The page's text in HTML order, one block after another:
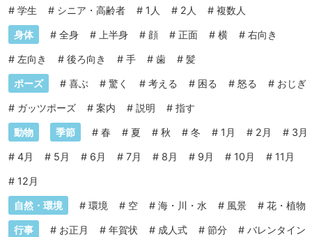
# 学生 # シニア・高齢者 # 1人 # 2人 # 複数人
身体 # 全身 # 上半身 # 顔 # 正面 # 横 # 右向き
# 左向き # 後ろ向き # 手 # 歯 # 髪
ポーズ # 喜ぶ # 驚く # 考える # 困る # 怒る # おじぎ
# ガッツポーズ # 案内 # 説明 # 指す
動物 季節 # 春 # 夏 # 秋 # 冬 # 1月 # 2月 # 3月
# 4月 # 5月 # 6月 # 7月 # 8月 # 9月 # 10月 # 11月
# 12月
自然・環境 # 環境 # 空 # 海・川・水 # 風景 # 花・植物
行事 # お正月 # 年賀状 # 成人式 # 節分 # バレンタイン